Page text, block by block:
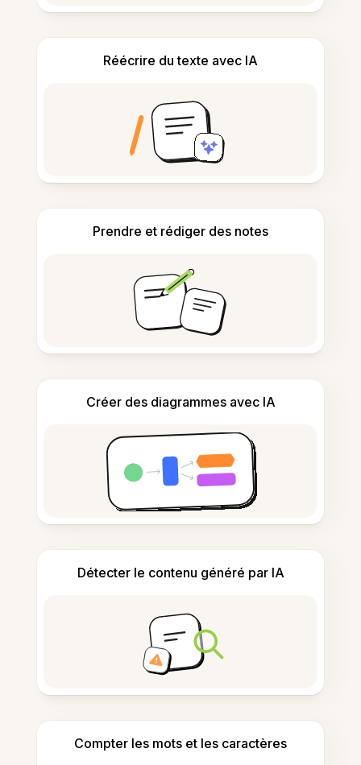
Réécrire du texte avec IA
Prendre et rédiger des notes
Créer des diagrammes avec IA
Détecter le contenu généré par IA
Compter les mots et les caractères